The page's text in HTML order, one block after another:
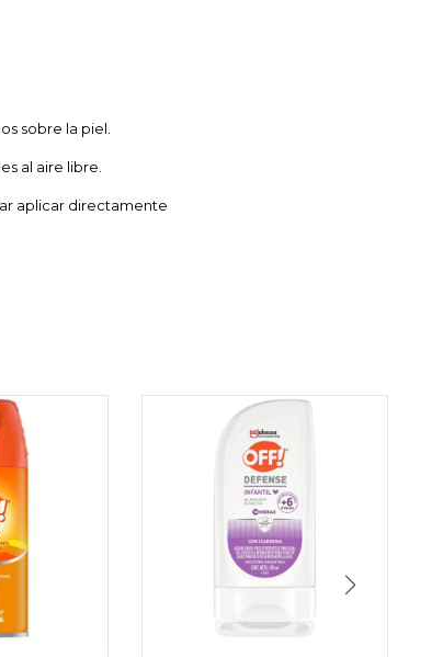
sobre la piel.
al aire libre.
aplicar directamente